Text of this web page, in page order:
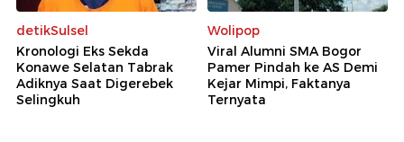
detikSulsel
Kronologi Eks Sekda
Konawe Selatan Tabrak
Adiknya Saat Digerebek
Selingkuh
Wolipop
Viral Alumni SMA Bogor
Pamer Pindah ke AS Demi
Kejar Mimpi, Faktanya
Ternyata